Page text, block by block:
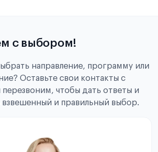
с выбором!
направление, программу или
Оставьте свои контакты с
чтобы дать ответы и
взвешенный и правильный выбор.